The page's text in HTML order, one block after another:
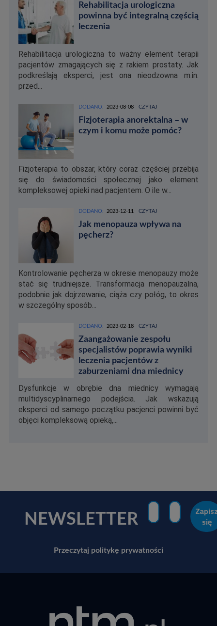
Rehabilitacja urologiczna
powinna być integralną częścią
leczenia
Rehabilitacja urologiczna to ważny element terapii
pacjentów zmagających się z rakiem prostaty. Jak
podkreślają eksperci, jest ona nieodzowna m.in.
przed...
DODANO: 2023-08-08 CZYTAJ
Fizjoterapia anorektalna – w
czym i komu może pomóc?
Fizjoterapia to obszar, który coraz częściej przebija
się do świadomości społecznej jako element
kompleksowej opieki nad pacjentem. O ile w...
DODANO: 2023-12-11 CZYTAJ
Jak menopauza wpływa na
pęcherz?
Kontrolowanie pęcherza w okresie menopauzy może
stać się trudniejsze. Transformacja menopauzalna,
podobnie jak dojrzewanie, ciąża czy połóg, to okres
w szczególny sposób...
DODANO: 2023-02-18 CZYTAJ
Zaangażowanie zespołu
specjalistów poprawia wyniki
leczenia pacjentów z
zaburzeniami dna miednicy
Dysfunkcje w obrębie dna miednicy wymagają
multidyscyplinarnego podejścia. Jak wskazują
eksperci od samego początku pacjenci powinni być
objęci kompleksową opieką,...
NEWSLETTER
Przeczytaj politykę prywatności